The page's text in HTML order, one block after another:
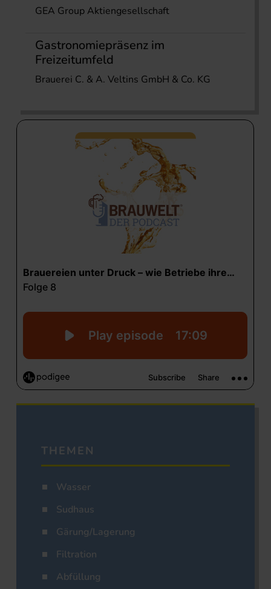
GEA Group Aktiengesellschaft
Gastronomiepräsenz im
Freizeitumfeld
Brauerei C. & A. Veltins GmbH & Co. KG
THEMEN
Wasser
Sudhaus
Gärung/Lagerung
Filtration
Abfüllung